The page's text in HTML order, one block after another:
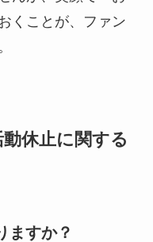
くことが、ファン
休止に関する
ますか？